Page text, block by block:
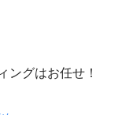
ングはお任せ！